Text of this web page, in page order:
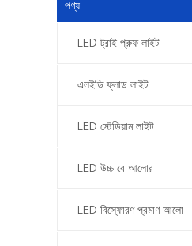
পণ্য
LED ট্রাই প্রুফ লাইট
এলইডি ফ্লাড লাইট
LED স্টেডিয়াম লাইট
LED উচ্চ বে আলোর
LED বিস্ফোরণ প্রমাণ আলো